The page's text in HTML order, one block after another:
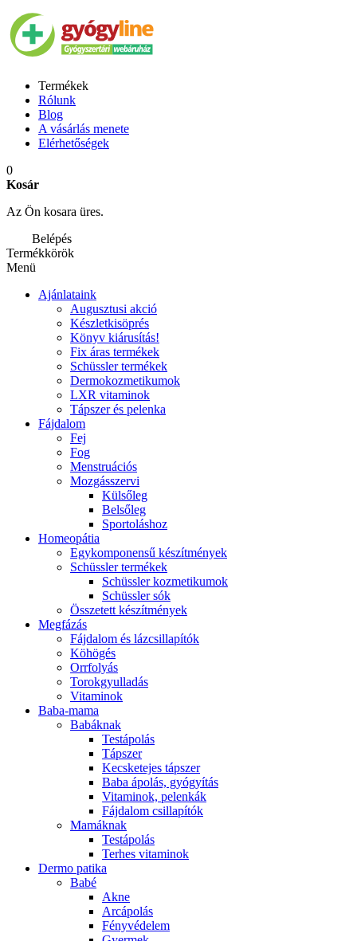
Termékek
Rólunk
Blog
A vásárlás menete
Elérhetőségek
0
Kosár
Az Ön kosara üres.
Belépés
Termékkörök
Menü
Ajánlataink
Augusztusi akció
Készletkisöprés
Könyv kiárusítás!
Fix áras termékek
Schüssler termékek
Dermokozmetikumok
LXR vitaminok
Tápszer és pelenka
Fájdalom
Fej
Fog
Menstruációs
Mozgásszervi
Külsőleg
Belsőleg
Sportoláshoz
Homeopátia
Egykomponensű készítmények
Schüssler termékek
Schüssler kozmetikumok
Schüssler sók
Összetett készítmények
Megfázás
Fájdalom és lázcsillapítók
Köhögés
Orrfolyás
Torokgyulladás
Vitaminok
Baba-mama
Babáknak
Testápolás
Tápszer
Kecsketejes tápszer
Baba ápolás, gyógyítás
Vitaminok, pelenkák
Fájdalom csillapítók
Mamáknak
Testápolás
Terhes vitaminok
Dermo patika
Babé
Akne
Arcápolás
Fényvédelem